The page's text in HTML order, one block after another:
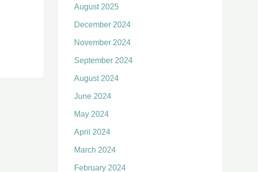
August 2025
December 2024
November 2024
September 2024
August 2024
June 2024
May 2024
April 2024
March 2024
February 2024